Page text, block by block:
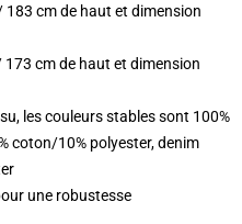
cm de haut et dimension
cm de haut et dimension
les couleurs stables sont 100%
coton/10% polyester, denim
une robustesse